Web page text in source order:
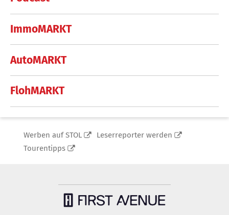
ImmoMARKT
AutoMARKT
FlohMARKT
Werben auf STOL
Leserreporter werden
Tourentipps